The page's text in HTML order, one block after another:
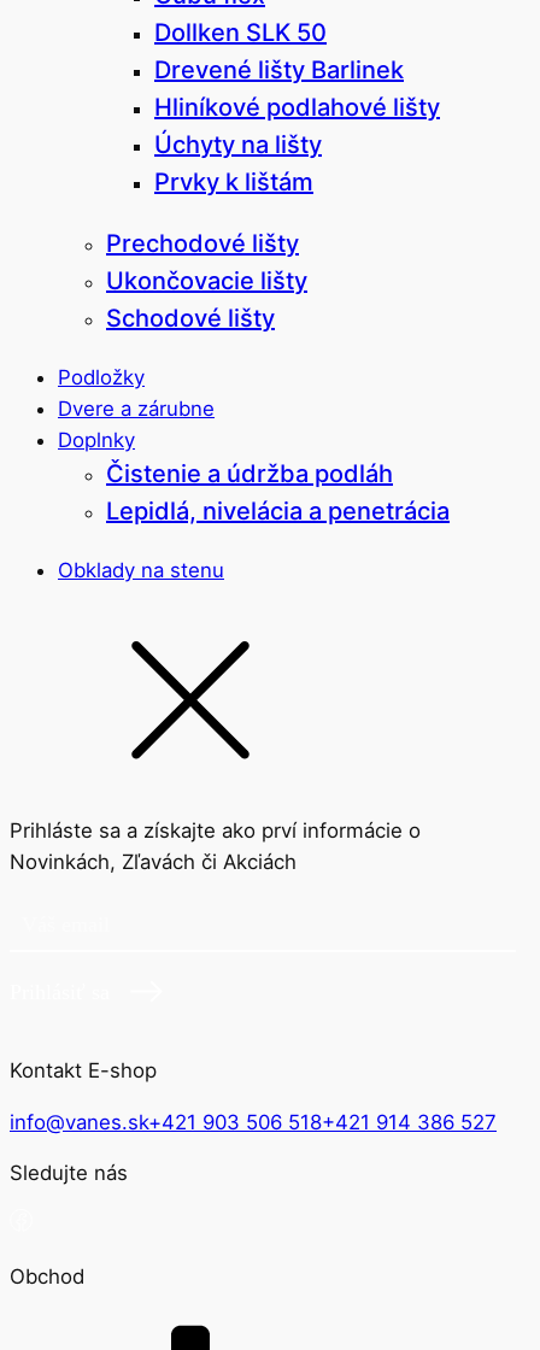
Dollken SLK 50
Drevené lišty Barlinek
Hliníkové podlahové lišty
Úchyty na lišty
Prvky k lištám
Prechodové lišty
Ukončovacie lišty
Schodové lišty
Podložky
Dvere a zárubne
Doplnky
Čistenie a údržba podláh
Lepidlá, nivelácia a penetrácia
Obklady na stenu
Prihláste sa a získajte ako prví informácie o
Novinkách, Zľavách či Akciách
Kontakt E-shop
info@vanes.sk+421 903 506 518+421 914 386 527
Sledujte nás
Obchod